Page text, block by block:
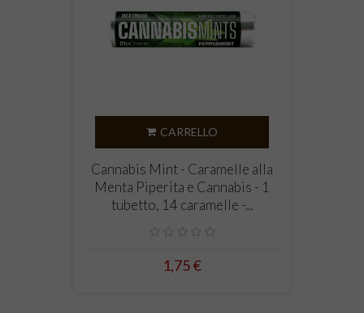
CARRELLO
Cannabis Mint - Caramelle alla
Menta Piperita e Cannabis - 1
tubetto, 14 caramelle -...
1,75 €